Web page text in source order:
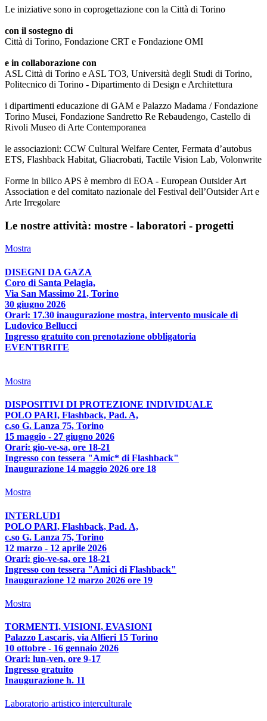
Le iniziative sono in coprogettazione con la Città di Torino
con il sostegno di
Città di Torino, Fondazione CRT e Fondazione OMI
e in collaborazione con
ASL Città di Torino e ASL TO3, Università degli Studi di Torino,
Politecnico di Torino - Dipartimento di Design e Architettura
i dipartimenti educazione di GAM e Palazzo Madama / Fondazione
Torino Musei, Fondazione Sandretto Re Rebaudengo, Castello di
Rivoli Museo di Arte Contemporanea
le associazioni: CCW Cultural Welfare Center, Fermata d’autobus
ETS, Flashback Habitat, Gliacrobati, Tactile Vision Lab, Volonwrite
Forme in bilico APS è membro di EOA - European Outsider Art
Association e del comitato nazionale del Festival dell’Outsider Art e
Arte Irregolare
Le nostre attività: mostre - laboratori - progetti
Mostra
DISEGNI DA GAZA
Coro di Santa Pelagia,
Via San Massimo 21, Torino
30 giugno 2026
Orari: 17.30 inaugurazione mostra, intervento musicale di
Ludovico Bellucci
Ingresso gratuito con prenotazione obbligatoria
EVENTBRITE
Mostra
DISPOSITIVI DI PROTEZIONE INDIVIDUALE
POLO PARI, Flashback, Pad. A,
c.so G. Lanza 75, Torino
15 maggio - 27 giugno 2026
Orari: gio-ve-sa, ore 18-21
Ingresso con tessera "Amic* di Flashback"
Inaugurazione 14 maggio 2026 ore 18
Mostra
INTERLUDI
POLO PARI, Flashback, Pad. A,
c.so G. Lanza 75, Torino
12 marzo - 12 aprile 2026
Orari: gio-ve-sa, ore 18-21
Ingresso con tessera "Amici di Flashback"
Inaugurazione 12 marzo 2026 ore 19
Mostra
TORMENTI, VISIONI, EVASIONI
Palazzo Lascaris, via Alfieri 15 Torino
10 ottobre - 16 gennaio 2026
Orari: lun-ven, ore 9-17
Ingresso gratuito
Inaugurazione h. 11
Laboratorio artistico interculturale